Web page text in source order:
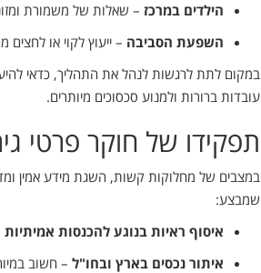
הילדים במרכז– שאלות של משמורת
השפעת הסביבה – ייעוץ לקוי או
במקום לתת לרגשות לנהל את התהליך, כדאי
עובדות ברורות ולמנוע סכסוכים מיותרים.
תפקידו של חוקר פרטי
במצבים של מחלוקות קשות, השגת מידע אמין
שמבצע:
איסוף ראיות בנוגע להכנסות אמיתיות
איתור נכסים בארץ ובחו"ל– חשוב